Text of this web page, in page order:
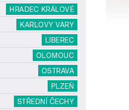
HRADEC KRÁLOVÉ
KARLOVY VARY
LIBEREC
OLOMOUC
OSTRAVA
PLZEŇ
STŘEDNÍ ČECHY